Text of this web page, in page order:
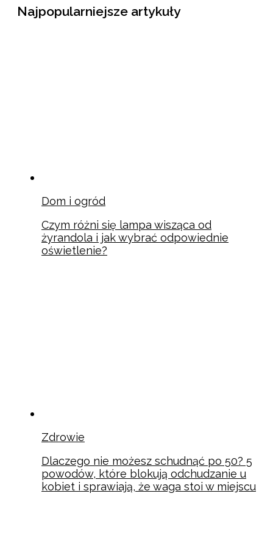
Najpopularniejsze artykuły
Dom i ogród
Czym różni się lampa wisząca od
żyrandola i jak wybrać odpowiednie
oświetlenie?
Zdrowie
Dlaczego nie możesz schudnąć po 50? 5
powodów, które blokują odchudzanie u
kobiet i sprawiają, że waga stoi w miejscu